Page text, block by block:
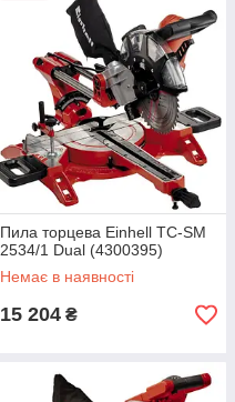
Пила торцева Einhell TC-SM
2534/1 Dual (4300395)
Немає в наявності
15 204 ₴